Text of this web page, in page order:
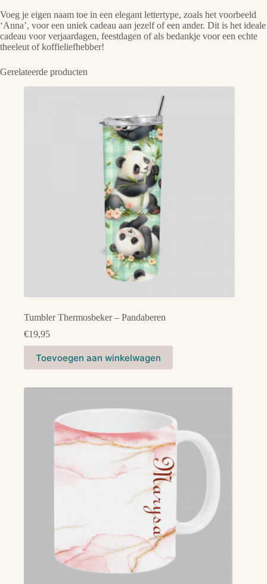
Voeg je eigen naam toe in een elegant lettertype, zoals het voorbeeld
‘Anna’, voor een uniek cadeau aan jezelf of een ander. Dit is het ideale
cadeau voor verjaardagen, feestdagen of als bedankje voor een echte
theeleut of koffieliefhebber!
Gerelateerde producten
Tumbler Thermosbeker – Pandaberen
€19,95
Toevoegen aan winkelwagen